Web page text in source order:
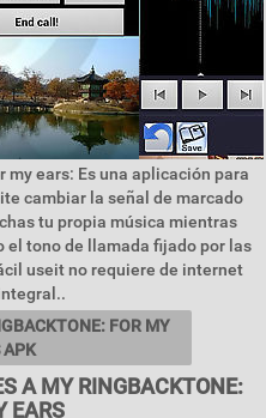
ears: Es una aplicación para
cambiar la señal de marcado
tu propia música mientras
el tono de llamada fijado por las
useit no requiere de internet
FOR MY
APK
A MY RINGBACKTONE:
EARS